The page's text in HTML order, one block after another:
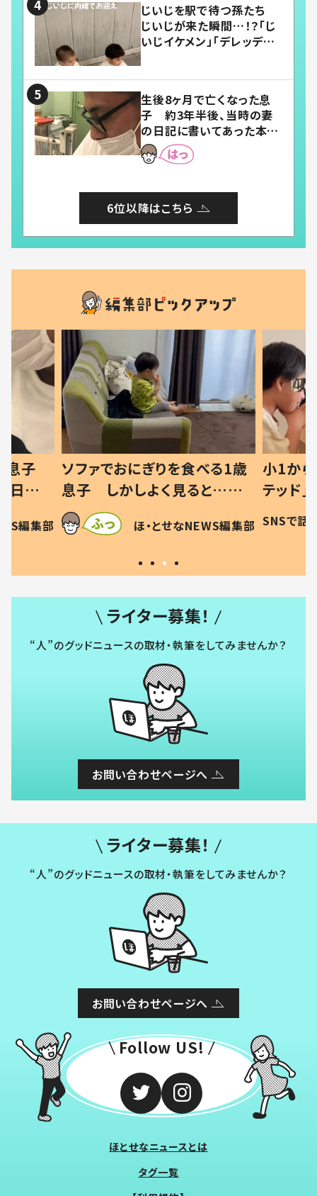
じいじを駅で待つ孫たち
じいじが来た瞬間…！？「じ
いじイケメン」「デレッデレ」
生後8ヶ月で亡くなった息
子 約3年半後、当時の妻
の日記に書いてあった本音
とは
6位以降はこちら
食べる1歳
ると…母
た母の投稿
」「現行
なNEWS編集部
小1から不登校、息子は「ギフ
テッド」だった 父が“ウチ給
食”を作り続ける理由とは #令
和の親 #令和の子
SNSで話題 ほ・とせなNEWS編集部
ひ
が
に
方
ライター募集！
“人”のグッドニュースの取材・執筆をしてみませんか？
お問い合わせページへ
ライター募集！
“人”のグッドニュースの取材・執筆をしてみませんか？
お問い合わせページへ
Follow US!
ほとせなニュースとは
タグ一覧